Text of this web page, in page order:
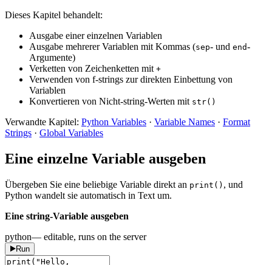
Dieses Kapitel behandelt:
Ausgabe einer einzelnen Variablen
Ausgabe mehrerer Variablen mit Kommas (sep- und end-
Argumente)
Verketten von Zeichenketten mit +
Verwenden von f-strings zur direkten Einbettung von
Variablen
Konvertieren von Nicht-string-Werten mit str()
Verwandte Kapitel: Python Variables · Variable Names · Format
Strings · Global Variables
Eine einzelne Variable ausgeben
Übergeben Sie eine beliebige Variable direkt an print() , und
Python wandelt sie automatisch in Text um.
Eine string-Variable ausgeben
python— editable, runs on the server
Run